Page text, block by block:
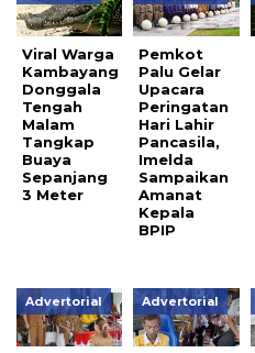
Viral Warga
Kambayang
Donggala
Tengah
Malam
Tangkap
Buaya
Sepanjang
3 Meter
Pemkot
Palu Gelar
Upacara
Peringatan
Hari Lahir
Pancasila,
Imelda
Sampaikan
Amanat
Kepala
BPIP
Advertorial Advertorial